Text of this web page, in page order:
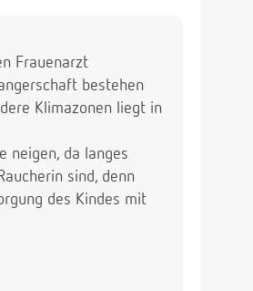
Frauenarzt
bestehen
Klimazonen liegt in
neigen, da langes
sind, denn
des Kindes mit